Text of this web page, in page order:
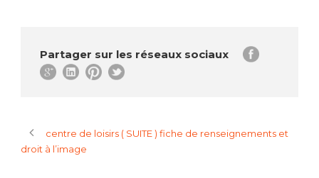
Partager sur les réseaux sociaux
centre de loisirs ( SUITE ) fiche de renseignements et
droit à l’image